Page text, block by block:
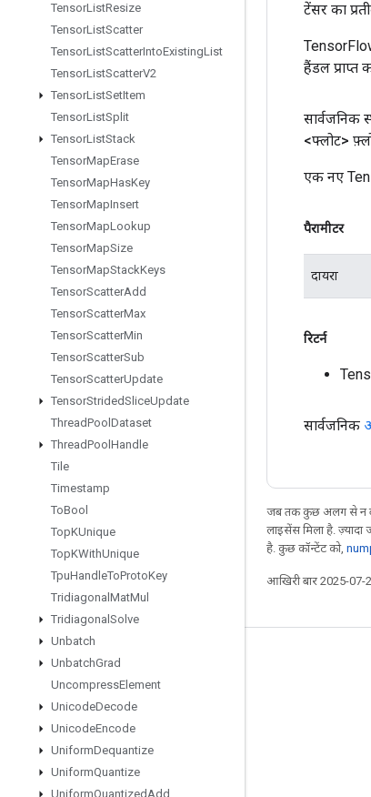
TensorListResize
TensorListScatter
TensorListScatterIntoExistingList
TensorListScatterV2
TensorListSetItem
TensorListSplit
TensorListStack
TensorMapErase
TensorMapHasKey
TensorMapInsert
TensorMapLookup
TensorMapSize
TensorMapStackKeys
TensorScatterAdd
TensorScatterMax
TensorScatterMin
TensorScatterSub
TensorScatterUpdate
TensorStridedSliceUpdate
ThreadPool Dataset
ThreadPool Handle
Tile
Timestamp
ToBool
TopKUnique
TopKWithUnique
TpuHandleToProtoKey
Tridiagonal MatMul
Tridiagonal Solve
Unbatch
UnbatchGrad
UncompressElement
UnicodeDecode
UnicodeEncode
UniformDequantize
UniformQuantize
UniformQuantized Add
टेंसर का
हैंडल प्राप्त
सार्वजनिक
<फ्लोट>
एक नए
पैरामीटर
दायरा
रिटर्न
सार्वजनिक
जब तक कुछ अलग से न
लाइसेंस मिला है. ज़्यादा
है. कुछ कॉन्टेंट को,
आखिरी बार 2025-07-
जुड़े रहें
GitHub
Twitter
哔哩哔哩